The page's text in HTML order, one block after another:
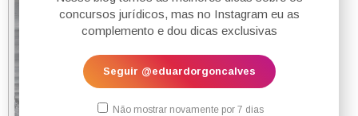
concursos jurídicos, mas no Instagram eu as
complemento e dou dicas exclusivas
Seguir @eduardorgoncalves
Não mostrar novamente por 7 dias